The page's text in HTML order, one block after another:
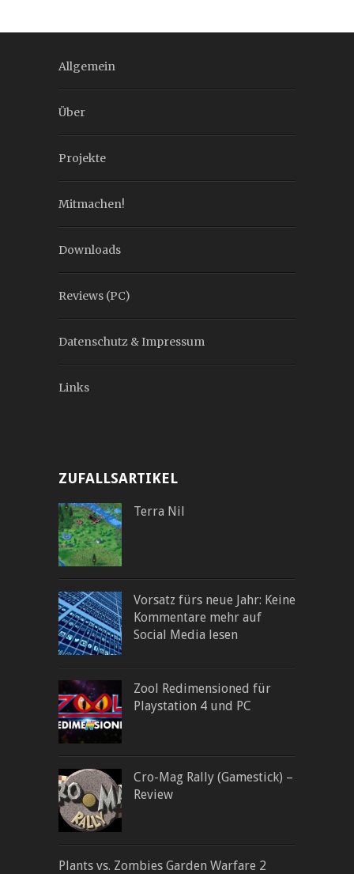
Allgemein
Über
Projekte
Mitmachen!
Downloads
Reviews (PC)
Datenschutz & Impressum
Links
ZUFALLSARTIKEL
Terra Nil
Vorsatz fürs neue Jahr: Keine
Kommentare mehr auf
Social Media lesen
Zool Redimensioned für
Playstation 4 und PC
Cro-Mag Rally (Gamestick) –
Review
Plants vs. Zombies Garden Warfare 2